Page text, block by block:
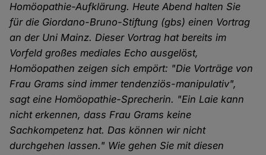
Homöopathie-Aufklärung. Heute Abend halten Sie
für die Giordano-Bruno-Stiftung (gbs) einen Vortrag
an der Uni Mainz. Dieser Vortrag hat bereits im
Vorfeld großes mediales Echo ausgelöst,
Homöopathen zeigen sich empört: "Die Vorträge von
Frau Grams sind immer tendenziös-manipulativ",
sagt eine Homöopathie-Sprecherin. "Ein Laie kann
nicht erkennen, dass Frau Grams keine
Sachkompetenz hat. Das können wir nicht
durchgehen lassen." Wie gehen Sie mit diesen